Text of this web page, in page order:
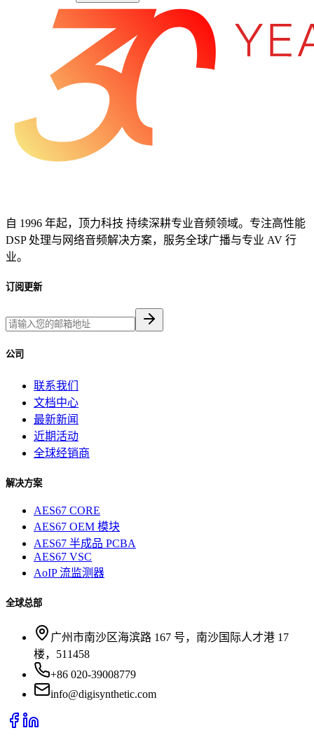
自 1996 年起，顶力科技 持续深耕专业音频领域。专注高性能
DSP 处理与网络音频解决方案，服务全球广播与专业 AV 行
业。
订阅更新
公司
联系我们
文档中心
最新新闻
近期活动
全球经销商
解决方案
AES67 CORE
AES67 OEM 模块
AES67 半成品 PCBA
AES67 VSC
AoIP 流监测器
全球总部
广州市南沙区海滨路 167 号，南沙国际人才港 17
楼，511458
+86 020-39008779
info@digisynthetic.com